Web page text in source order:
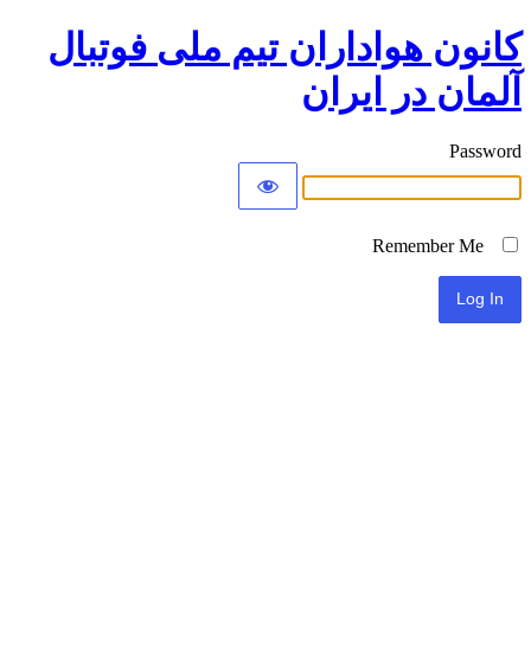
کانون هواداران تیم ملی فوتبال
آلمان در ایران
Password
Remember Me